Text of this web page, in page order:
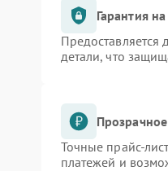
Гарантия
детали, что
Точные прайс-
платежей и